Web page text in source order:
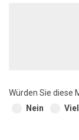
Würden Sie diese
Nein